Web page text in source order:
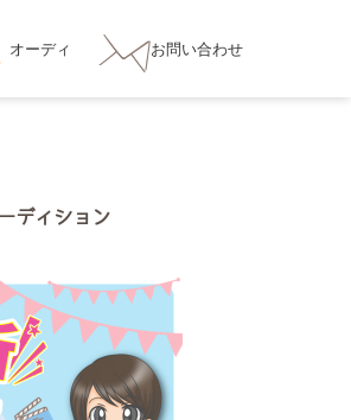
オーディ
策
お問い合わせ
ディション